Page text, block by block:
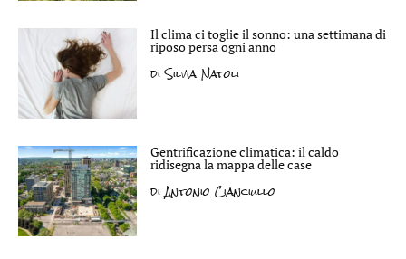
Il clima ci toglie il sonno: una settimana di
riposo persa ogni anno
diSilvia Natoli
Gentrificazione climatica: il caldo
ridisegna la mappa delle case
diAntonio Cianciullo